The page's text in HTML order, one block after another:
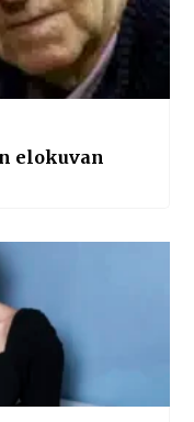
elokuvan